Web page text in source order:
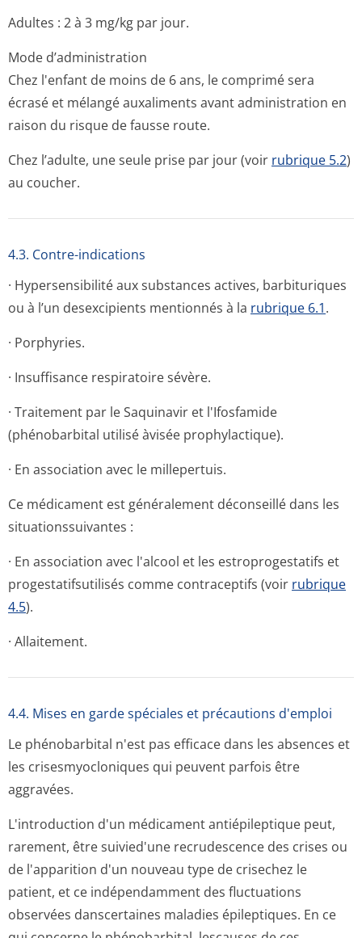
Adultes : 2 à 3 mg/kg par jour.
Mode d’administration
Chez l'enfant de moins de 6 ans, le comprimé sera
écrasé et mélangé auxaliments avant administration en
raison du risque de fausse route.
Chez l’adulte, une seule prise par jour (voir rubrique 5.2)
au coucher.
4.3. Contre-indications
· Hypersensibilité aux substances actives, barbituriques
ou à l’un desexcipients mentionnés à la rubrique 6.1.
· Porphyries.
· Insuffisance respiratoire sévère.
· Traitement par le Saquinavir et l'Ifosfamide
(phénobarbital utilisé àvisée prophylactique).
· En association avec le millepertuis.
Ce médicament est généralement déconseillé dans les
situationssui­vantes :
· En association avec l'alcool et les estroprogestatifs et
progestatifsu­tilisés comme contraceptifs (voir rubrique
4.5).
· Allaitement.
4.4. Mises en garde spéciales et précautions d'emploi
Le phénobarbital n'est pas efficace dans les absences et
les crisesmyocloniques qui peuvent parfois être
aggravées.
L'introduction d'un médicament antiépileptique peut,
rarement, être suivied'une recrudescence des crises ou
de l'apparition d'un nouveau type de crisechez le
patient, et ce indépendamment des fluctuations
observées danscertaines maladies épileptiques. En ce